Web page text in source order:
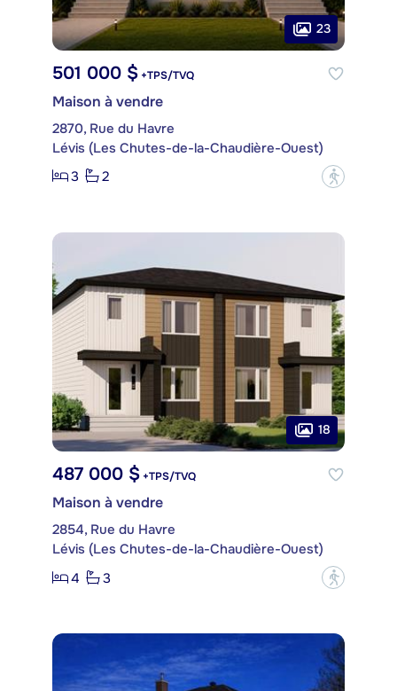
23
501 000 $ +TPS/TVQ
Maison à vendre
2870, Rue du Havre
Lévis (Les Chutes-de-la-Chaudière-Ouest)
3
2 ?
18
487 000 $ +TPS/TVQ
Maison à vendre
2854, Rue du Havre
Lévis (Les Chutes-de-la-Chaudière-Ouest)
4
3 ?